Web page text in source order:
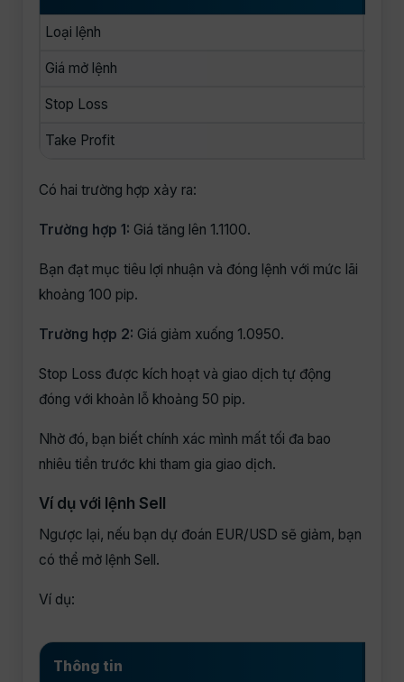
Loại lệnh
Giá mở lệnh
Stop Loss
Take Profit
Có hai trường hợp xảy ra:
Trường hợp 1: Giá tăng lên 1.1100.
Bạn đạt mục tiêu lợi nhuận và đóng lệnh với mức lãi
khoảng 100 pip.
Trường hợp 2: Giá giảm xuống 1.0950.
Stop Loss được kích hoạt và giao dịch tự động
đóng với khoản lỗ khoảng 50 pip.
Nhờ đó, bạn biết chính xác mình mất tối đa bao
nhiêu tiền trước khi tham gia giao dịch.
Ví dụ với lệnh Sell
Ngược lại, nếu bạn dự đoán EUR/USD sẽ giảm, bạn
có thể mở lệnh Sell.
Ví dụ:
Thông tin